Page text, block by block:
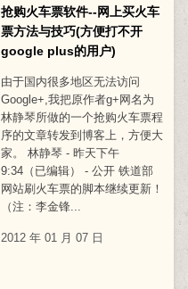
抢购火车票软件--网上买火车
票方法与技巧(方便打不开
google plus的用户)
由于国内很多地区无法访问
Google+,我把原作者g+网名为
林静琴所做的一个抢购火车票程
序的文章转发到博客上，方便大
家。 林静琴 - 昨天下午
9:34（已编辑） - 公开 铁道部
网站刷火车票的脚本继续更新！
（注：李金锋...
2012 年 01 月 07 日